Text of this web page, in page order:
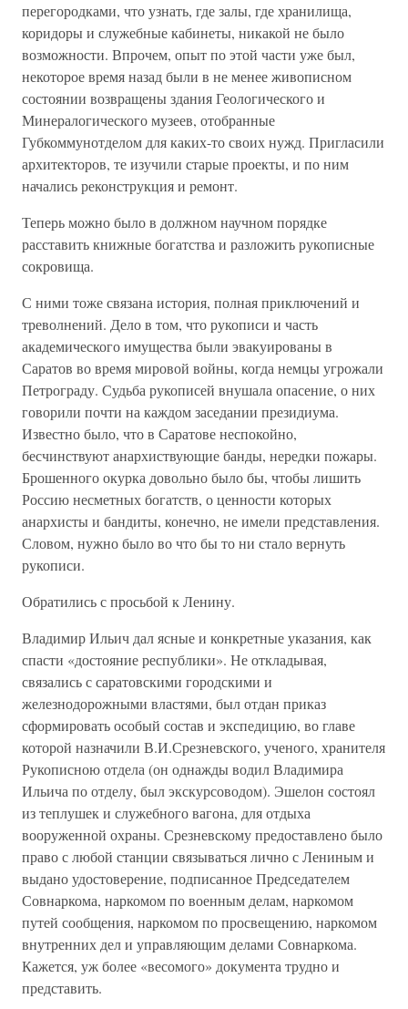
перегородками, что узнать, где залы, где хранилища,
коридоры и служебные кабинеты, никакой не было
возможности. Впрочем, опыт по этой части уже был,
некоторое время назад были в не менее живописном
состоянии возвращены здания Геологического и
Минералогического музеев, отобранные
Губкоммунотделом для каких-то своих нужд. Пригласили
архитекторов, те изучили старые проекты, и по ним
начались реконструкция и ремонт.
Теперь можно было в должном научном порядке
расставить книжные богатства и разложить рукописные
сокровища.
С ними тоже связана история, полная приключений и
треволнений. Дело в том, что рукописи и часть
академического имущества были эвакуированы в
Саратов во время мировой войны, когда немцы угрожали
Петрограду. Судьба рукописей внушала опасение, о них
говорили почти на каждом заседании президиума.
Известно было, что в Саратове неспокойно,
бесчинствуют анархиствующие банды, нередки пожары.
Брошенного окурка довольно было бы, чтобы лишить
Россию несметных богатств, о ценности которых
анархисты и бандиты, конечно, не имели представления.
Словом, нужно было во что бы то ни стало вернуть
рукописи.
Обратились с просьбой к Ленину.
Владимир Ильич дал ясные и конкретные указания, как
спасти «достояние республики». Не откладывая,
связались с саратовскими городскими и
железнодорожными властями, был отдан приказ
сформировать особый состав и экспедицию, во главе
которой назначили В.И.Срезневского, ученого, хранителя
Рукописною отдела (он однажды водил Владимира
Ильича по отделу, был экскурсоводом). Эшелон состоял
из теплушек и служебного вагона, для отдыха
вооруженной охраны. Срезневскому предоставлено было
право с любой станции связываться лично с Лениным и
выдано удостоверение, подписанное Председателем
Совнаркома, наркомом по военным делам, наркомом
путей сообщения, наркомом по просвещению, наркомом
внутренних дел и управляющим делами Совнаркома.
Кажется, уж более «весомого» документа трудно и
представить.